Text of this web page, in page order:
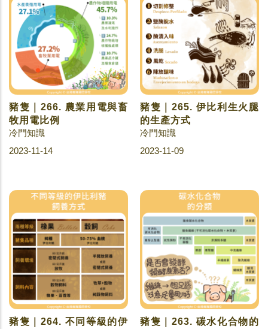
豬隻｜266. 農業用電與畜
牧用電比例
冷門知識
2023-11-14
豬隻｜265. 伊比利生火腿
的生產方式
冷門知識
2023-11-09
豬隻｜264. 不同等級的伊
豬隻｜263. 碳水化合物的